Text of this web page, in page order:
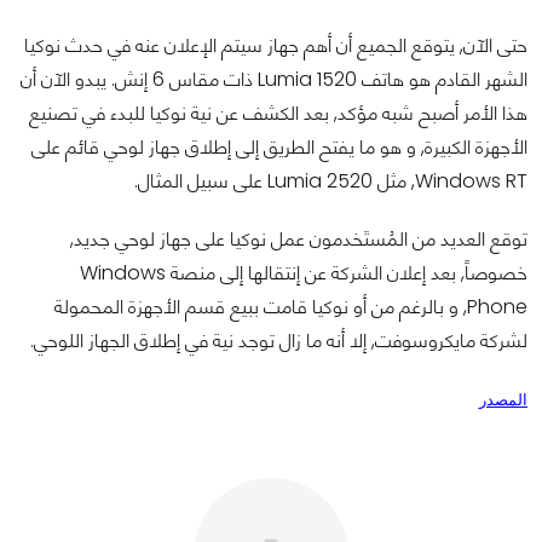
حتى الآن, يتوقع الجميع أن أهم جهاز سيتم الإعلان عنه في حدث نوكيا
الشهر القادم هو هاتف Lumia 1520 ذات مقاس 6 إنش. يبدو الآن أن
هذا الأمر أصبح شبه مؤكد, بعد الكشف عن نية نوكيا للبدء في تصنيع
الأجهزة الكبيرة, و هو ما يفتح الطريق إلى إطلاق جهاز لوحي قائم على
Windows RT, مثل Lumia 2520 على سبيل المثال.
توقع العديد من المُستَخدمون عمل نوكيا على جهاز لوحي جديد,
خصوصاً, بعد إعلان الشركة عن إنتقالها إلى منصة Windows
Phone, و بالرغم من أو نوكيا قامت ببيع قسم الأجهزة المحمولة
لشركة مايكروسوفت, إلا أنه ما زال توجد نية في إطلاق الجهاز اللوحي.
المصدر